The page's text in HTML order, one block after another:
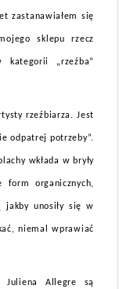
zastanawiałem się
sklepu rzecz
kategorii „rzeźba”
rzeźbiarza. Jest
odpatrej potrzeby”.
wkłada w bryły
form organicznych,
jakby unosiły się w
niemal wprawiać
Juliena Allegre są